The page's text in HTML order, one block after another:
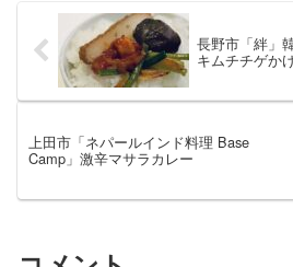
長野市「絆」
キムチチゲか
上田市「ネパールインド料理 Base
Camp」激辛マサラカレー